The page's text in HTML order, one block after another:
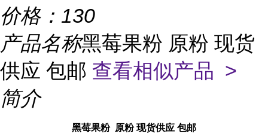
价格： 130
产品名称黑莓果粉 原粉 现货
供应 包邮 查看相似产品 >
简介
黑莓果粉 原粉 现货供应 包邮